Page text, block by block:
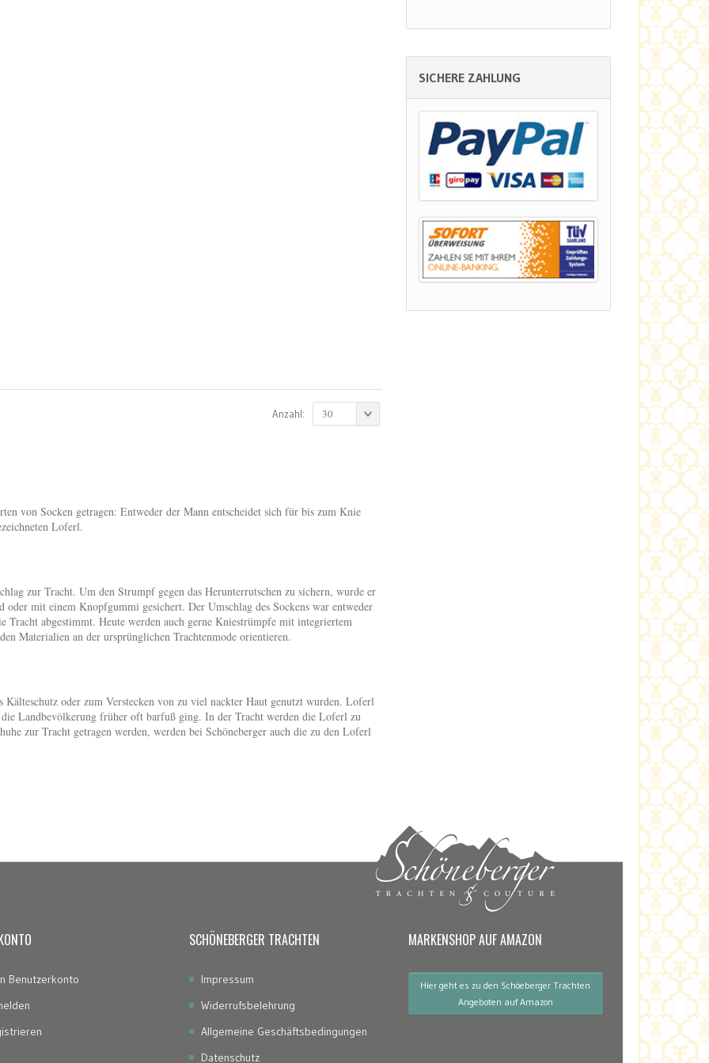
Anzahl: 30
von Socken getragen: Entweder der Mann entscheidet sich für bis zum Knie
Loferl.
zur Tracht. Um den Strumpf gegen das Herunterrutschen zu sichern, wurde er
oder mit einem Knopfgummi gesichert. Der Umschlag des Sockens war entweder
abgestimmt. Heute werden auch gerne Kniestrümpfe mit integriertem
Materialien an der ursprünglichen Trachtenmode orientieren.
oder zum Verstecken von zu viel nackter Haut genutzt wurden. Loferl
Landbevölkerung früher oft barfuß ging. In der Tracht werden die Loferl zu
zur Tracht getragen werden, werden bei Schöneberger auch die zu den Loferl
SICHERE ZAHLUNG
Benutzerkonto
SCHÖNEBERGER TRACHTEN
Impressum
Widerrufsbelehrung
Allgemeine Geschäftsbedingungen
Datenschutz
MARKENSHOP AUF AMAZON
Hier geht es zu den Schöeberger Trachten
Angeboten auf Amazon